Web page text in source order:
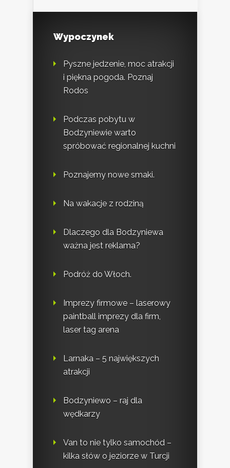
Wypoczynek
Pyszne jedzenie, moc atrakcji
i piękna pogoda. Poznaj
Rodos
Podczas pobytu w
Bodzyniewie warto
spróbować regionalnej kuchni
Poznajemy nowe smaki.
Na wakacje z rodziną
Dlaczego dla Bodzyniewa
ważna jest reklama?
Podróż do Włoch.
Imprezy firmowe – laserowy
paintball imprezy dla firm,
laser tag arena
Larnaka – 5 największych
atrakcji
Bodzyniewo – raj dla
wędkarzy
Van to nie tylko samochód –
kilka słów o jeziorze w Turcji